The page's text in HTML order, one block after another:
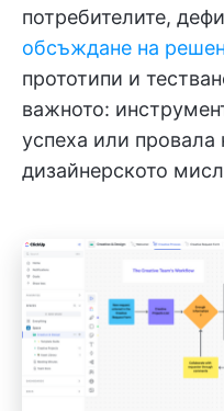
потребителите,
обсъждане на
прототипи и
важното:
успеха или провала
дизайнерското